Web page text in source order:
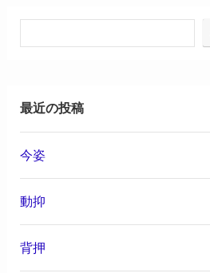
最近の投稿
今姿
動抑
背押